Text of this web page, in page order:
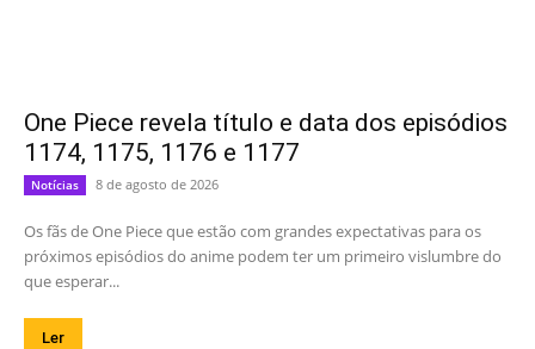
One Piece revela título e data dos episódios
1174, 1175, 1176 e 1177
Notícias 8 de agosto de 2026
Os fãs de One Piece que estão com grandes expectativas para os
próximos episódios do anime podem ter um primeiro vislumbre do
que esperar...
Ler